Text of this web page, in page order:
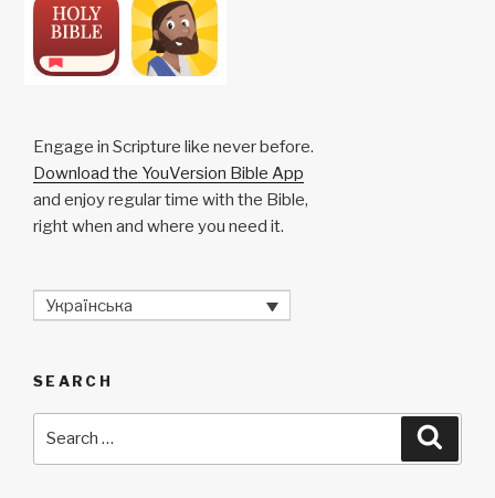
Engage in Scripture like never before.
Download the YouVersion Bible App
and enjoy regular time with the Bible,
right when and where you need it.
Українська
SEARCH